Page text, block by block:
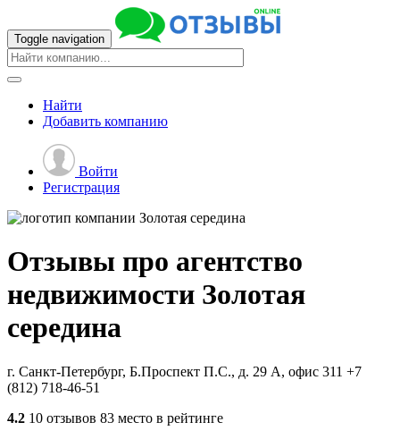
Toggle navigation
Найти
Добавить компанию
Войти
Регистрация
Отзывы про агентство
недвижимости Золотая
середина
г. Санкт-Петербург, Б.Проспект П.С., д. 29 А, офис 311 +7
(812) 718-46-51
4.2 10 отзывов 83 место в рейтинге